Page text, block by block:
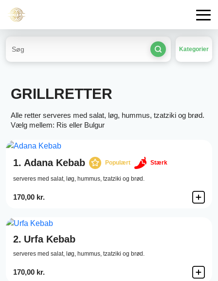
Kategorier
GRILLRETTER
Alle retter serveres med salat, løg, hummus, tzatziki og brød.
Vælg mellem: Ris eller Bulgur
1. Adana Kebab Populært Stærk
serveres med salat, løg, hummus, tzatziki og brød.
170,00 kr.
2. Urfa Kebab
serveres med salat, løg, hummus, tzatziki og brød.
170,00 kr.